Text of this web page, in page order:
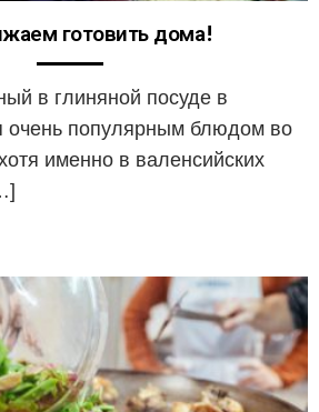
готовить дома!
в глиняной посуде в
очень популярным блюдом во
именно в валенсийских